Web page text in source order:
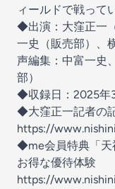
ィールドで戦って
◆出演：大窪正一
一史（販売部）、
声編集：中富一史
部）
◆収録日：2025年
◆大窪正一記者の
https://
◆me会員特典「天
お得な優待体験
https://